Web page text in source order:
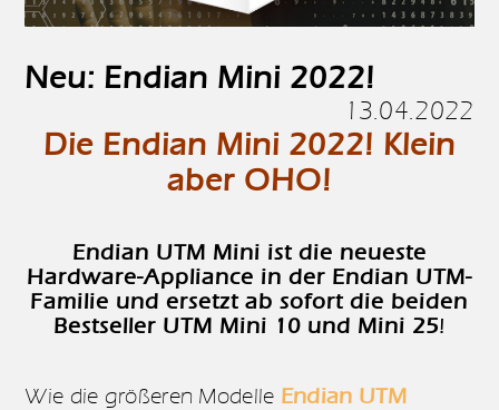
Neu: Endian Mini 2022!
13.04.2022
Die Endian Mini 2022! Klein
aber OHO!
Endian UTM Mini ist die neueste
Hardware-Appliance in der Endian UTM-
Familie und ersetzt ab sofort die beiden
Bestseller UTM Mini 10 und Mini 25!
Wie die größeren Modelle Endian UTM